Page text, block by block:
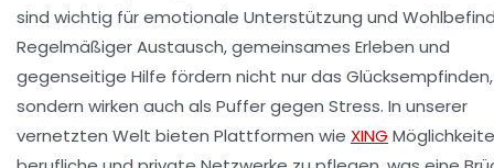
sind wichtig für emotionale Unterstützung und
Regelmäßiger Austausch, gemeinsames Erleben und
gegenseitige Hilfe fördern nicht nur das Glücksempfinden,
sondern wirken auch als Puffer gegen Stress. In unserer
vernetzten Welt bieten Plattformen wie XING